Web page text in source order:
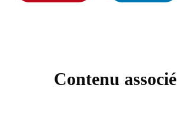
Contenu associé